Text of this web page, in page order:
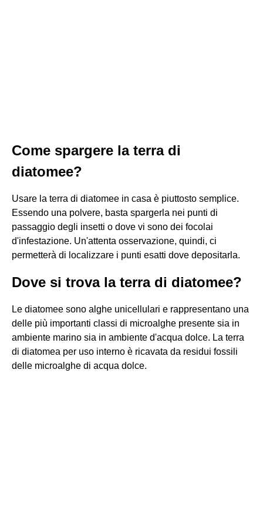
Come spargere la terra di
diatomee?
Usare la terra di diatomee in casa è piuttosto semplice.
Essendo una polvere, basta spargerla nei punti di
passaggio degli insetti o dove vi sono dei focolai
d'infestazione. Un'attenta osservazione, quindi, ci
permetterà di localizzare i punti esatti dove depositarla.
Dove si trova la terra di diatomee?
Le diatomee sono alghe unicellulari e rappresentano una
delle più importanti classi di microalghe presente sia in
ambiente marino sia in ambiente d'acqua dolce. La terra
di diatomea per uso interno è ricavata da residui fossili
delle microalghe di acqua dolce.